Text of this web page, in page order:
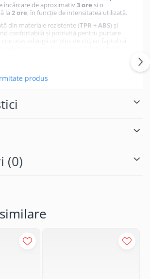
încărcare de aproximativ3 ore și o
la 2 ore, în funcție de intensitatea utilizată.
din materiale rezistente (TPR + ABS) și
confortabilă și potrivită pentru purtare
camping, pescuit, muncă în aer liber
produs
(0)